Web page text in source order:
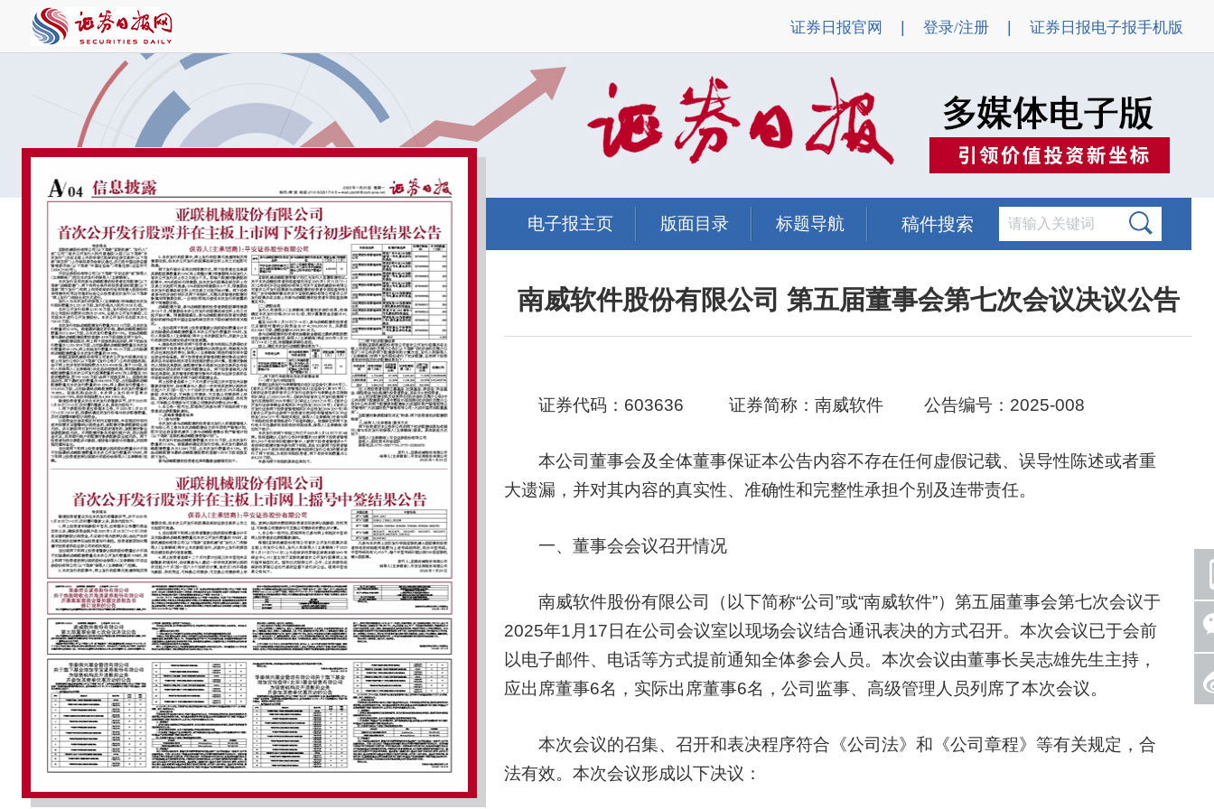
证券日报官网 登录/注册 证券日报电子报手机版
电子报主页 版面目录 标题导航 稿件搜索
南威软件股份有限公司 第五届董事会第七次会议决议公告
证券代码：603636 证券简称：南威软件 公告编号：2025-008
本公司董事会及全体董事保证本公告内容不存在任何虚假记载、误导性陈述或者重
大遗漏，并对其内容的真实性、准确性和完整性承担个别及连带责任。
一、董事会会议召开情况
南威软件股份有限公司（以下简称“公司”或“南威软件”）第五届董事会第七次会议于
2025年1月17日在公司会议室以现场会议结合通讯表决的方式召开。本次会议已于会前
以电子邮件、电话等方式提前通知全体参会人员。本次会议由董事长吴志雄先生主持，
应出席董事6名，实际出席董事6名，公司监事、高级管理人员列席了本次会议。
本次会议的召集、召开和表决程序符合《公司法》和《公司章程》等有关规定，合
法有效。本次会议形成以下决议：